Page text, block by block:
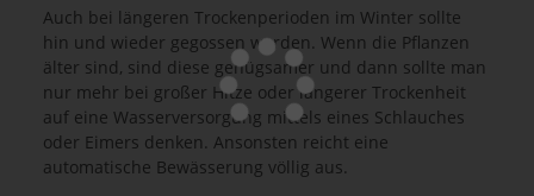
Auch bei längeren Trockenperioden im Winter sollte
hin und wieder gegossen werden. Wenn die Pflanzen
älter sind, sind diese genügsamer und dann sollte man
nur mehr bei großer Hitze oder längerer Trockenheit
auf eine Wasserversorgung mittels eines Schlauches
oder Eimers denken. Ansonsten reicht eine
automatische Bewässerung völlig aus.